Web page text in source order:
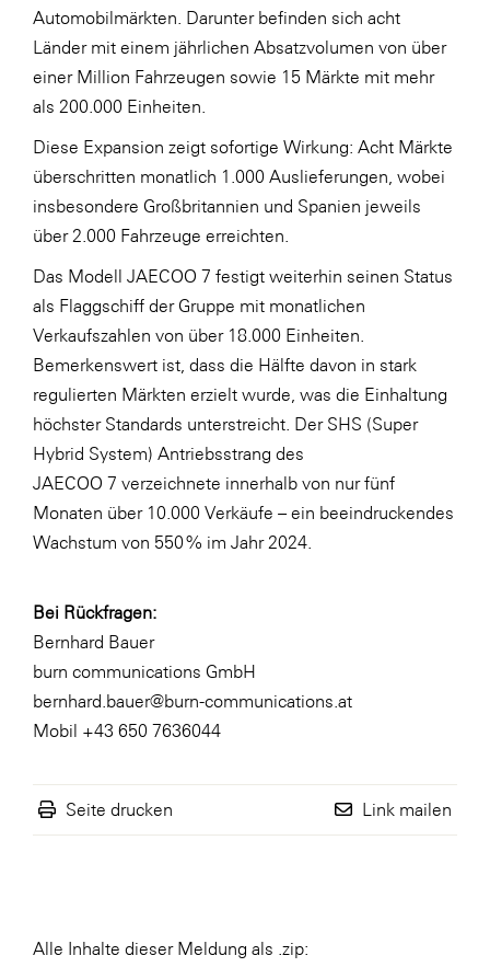
Automobilmärkten. Darunter befinden sich acht
Länder mit einem jährlichen Absatzvolumen von über
einer Million Fahrzeugen sowie 15 Märkte mit mehr
als 200.000 Einheiten.
Diese Expansion zeigt sofortige Wirkung: Acht Märkte
überschritten monatlich 1.000 Auslieferungen, wobei
insbesondere Großbritannien und Spanien jeweils
über 2.000 Fahrzeuge erreichten.
Das Modell JAECOO 7 festigt weiterhin seinen Status
als Flaggschiff der Gruppe mit monatlichen
Verkaufszahlen von über 18.000 Einheiten.
Bemerkenswert ist, dass die Hälfte davon in stark
regulierten Märkten erzielt wurde, was die Einhaltung
höchster Standards unterstreicht. Der SHS (Super
Hybrid System) Antriebsstrang des
JAECOO 7 verzeichnete innerhalb von nur fünf
Monaten über 10.000 Verkäufe – ein beeindruckendes
Wachstum von 550 % im Jahr 2024.
Bei Rückfragen:
Bernhard Bauer
burn communications GmbH
bernhard.bauer@burn-communications.at
Mobil +43 650 7636044
Seite drucken Link mailen
Alle Inhalte dieser Meldung als .zip: